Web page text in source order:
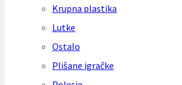
Krupna plastika
Lutke
Ostalo
Plišane igračke